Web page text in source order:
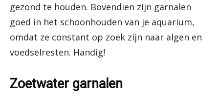
gezond te houden. Bovendien zijn garnalen
goed in het schoonhouden van je aquarium,
omdat ze constant op zoek zijn naar algen en
voedselresten. Handig!
Zoetwater garnalen